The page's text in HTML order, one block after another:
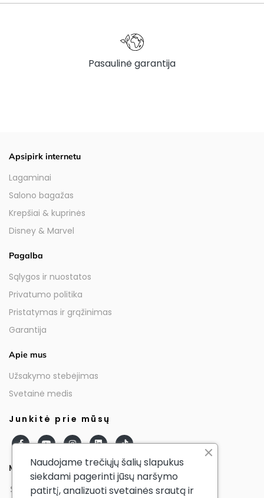
Pasaulinė garantija
Apsipirk internetu
Lagaminai
Salono bagažas
Krepšiai & kuprinės
Disney & Marvel
Pagalba
Sąlygos ir nuostatos
Privatumo politika
Pristatymas ir grąžinimas
Garantija
Apie mus
Užsakymo stebėjimas
Svetainė medis
Junkitė prie mūsų
Mūsų partneriai
Naudojame trečiųjų šalių slapukus
siekdami pagerinti jūsų naršymo
patirtį, analizuoti svetainės srautą ir